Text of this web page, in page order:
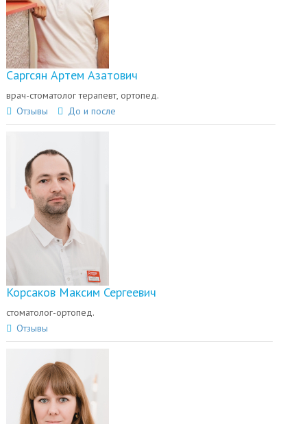
Саргсян Артем Азатович
врач-стоматолог терапевт, ортопед.
Отзывы
До и после
Корсаков Максим Сергеевич
стоматолог-ортопед.
Отзывы